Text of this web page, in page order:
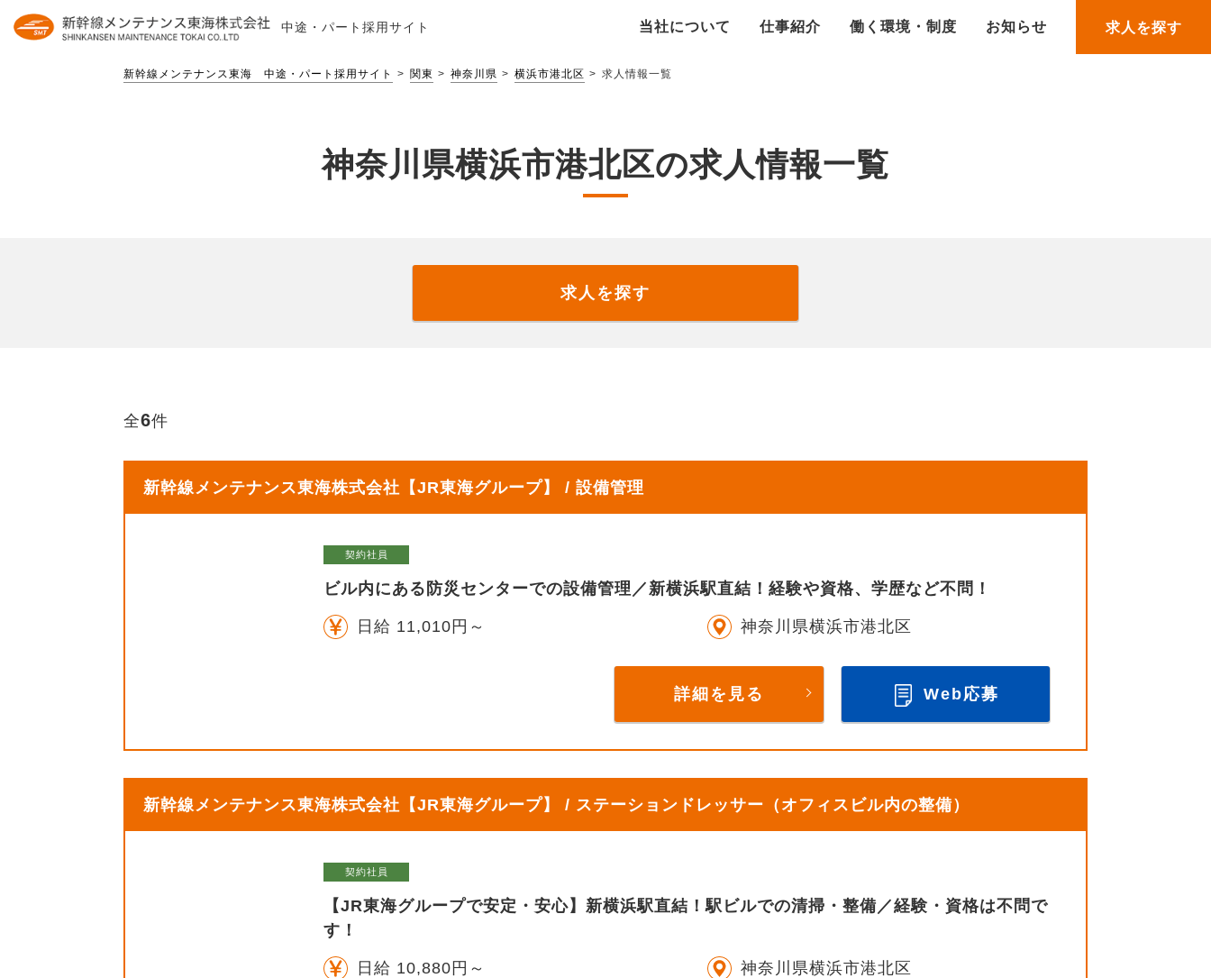
中途・パート 採用サイト 当社について 仕事紹介 働く環境・制度 お知らせ 求人を探す
新幹線メンテナンス東海 中途・パート採用サイト 関東 神奈川県 横浜市港北区 求人情報一覧
神奈川県横浜市港北区の求人情報一覧
求人を探す
全6件
新幹線メンテナンス東海株式会社【JR東海グループ】 / 設備管理
契約社員
ビル内にある防災センターでの設備管理／新横浜駅直結！経験や資格、学歴など不問！
日給 11,010円～ 神奈川県横浜市港北区
詳細を見る Web応募
新幹線メンテナンス東海株式会社【JR東海グループ】 / ステーションドレッサー（オフィスビル内の整備）
契約社員
【JR東海グループで安定・安心】新横浜駅直結！駅ビルでの清掃・整備／経験・資格は不問で
す！
日給 10,880円～ 神奈川県横浜市港北区